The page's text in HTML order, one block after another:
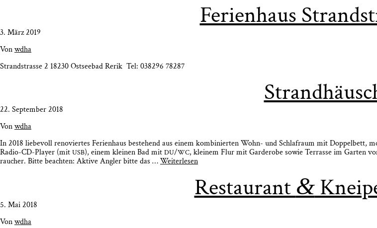
Feri­en­haus
3. März 2019
Vonwdha
Strand­stras­se 2 18230 Ost­see­bad Rerik Tel: 038296 78287
22. September 2018
Vonwdha
In 2018 lie­be­voll reno­vier­tes Feri­en­haus bestehend aus einem kom­bi­nier­ten Wohn- und Schlaf­raum mit Dop­pel­bett,
Radio-CD-Play­er (mit USB), einem klei­nen Bad mit DU/WC, klei­nem Flur mit Gar­de­ro­be sowie Ter­ras­se im Gar­ten
rau­cher. Bit­te beach­ten: Akti­ve Ang­ler bit­te das …Wei­ter­le­sen
Restau­rant&
5. Mai 2018
Vonwdha